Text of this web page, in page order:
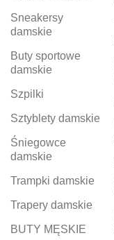
Sneakersy
damskie
Buty sportowe
damskie
Szpilki
Sztyblety damskie
Śniegowce
damskie
Trampki damskie
Trapery damskie
BUTY MĘSKIE